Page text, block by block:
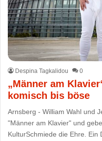
Despina Tagkalidou 0
„Männer am
komisch bis böse
Arnsberg - William Wahl und
"Männer am Klavier" und
KulturSchmiede die Ehre. Ein